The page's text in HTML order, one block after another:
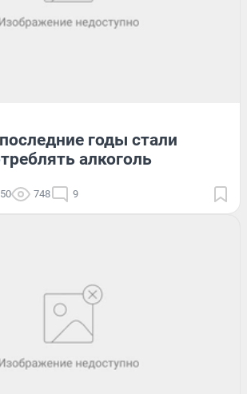
годы стали
алкоголь
748 9